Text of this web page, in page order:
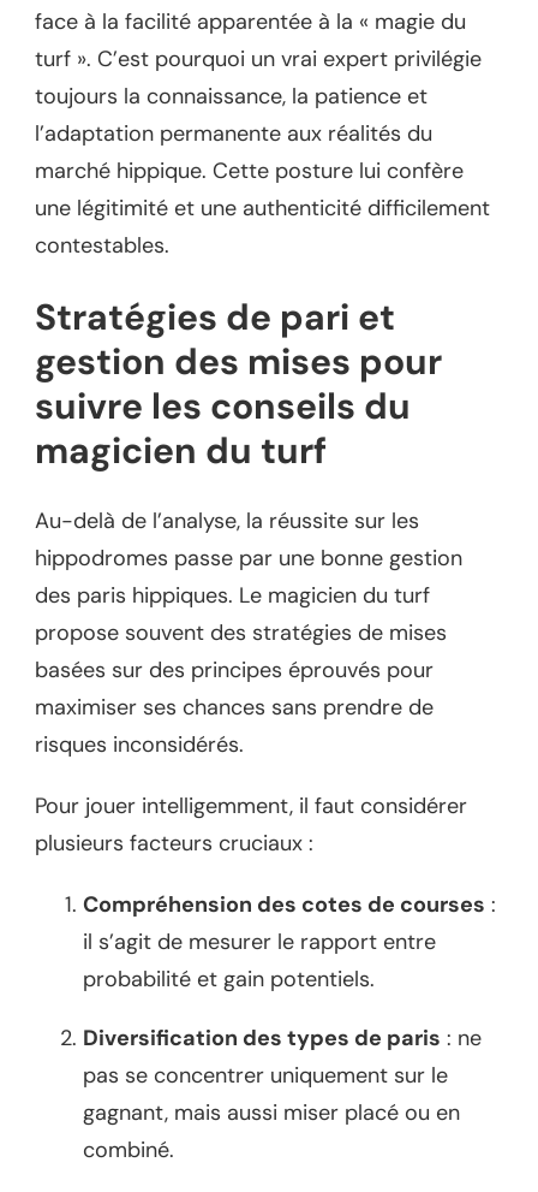
face à la facilité apparentée à la « magie du
turf ». C’est pourquoi un vrai expert privilégie
toujours la connaissance, la patience et
l’adaptation permanente aux réalités du
marché hippique. Cette posture lui confère
une légitimité et une authenticité difficilement
contestables.
Stratégies de pari et
gestion des mises pour
suivre les conseils du
magicien du turf
Au-delà de l’analyse, la réussite sur les
hippodromes passe par une bonne gestion
des paris hippiques. Le magicien du turf
propose souvent des stratégies de mises
basées sur des principes éprouvés pour
maximiser ses chances sans prendre de
risques inconsidérés.
Pour jouer intelligemment, il faut considérer
plusieurs facteurs cruciaux :
Compréhension des cotes de courses :
il s’agit de mesurer le rapport entre
probabilité et gain potentiels.
Diversification des types de paris : ne
pas se concentrer uniquement sur le
gagnant, mais aussi miser placé ou en
combiné.